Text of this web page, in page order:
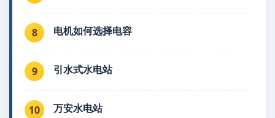
8 电机如何选择电容
9 引水式水电站
10 万安水电站